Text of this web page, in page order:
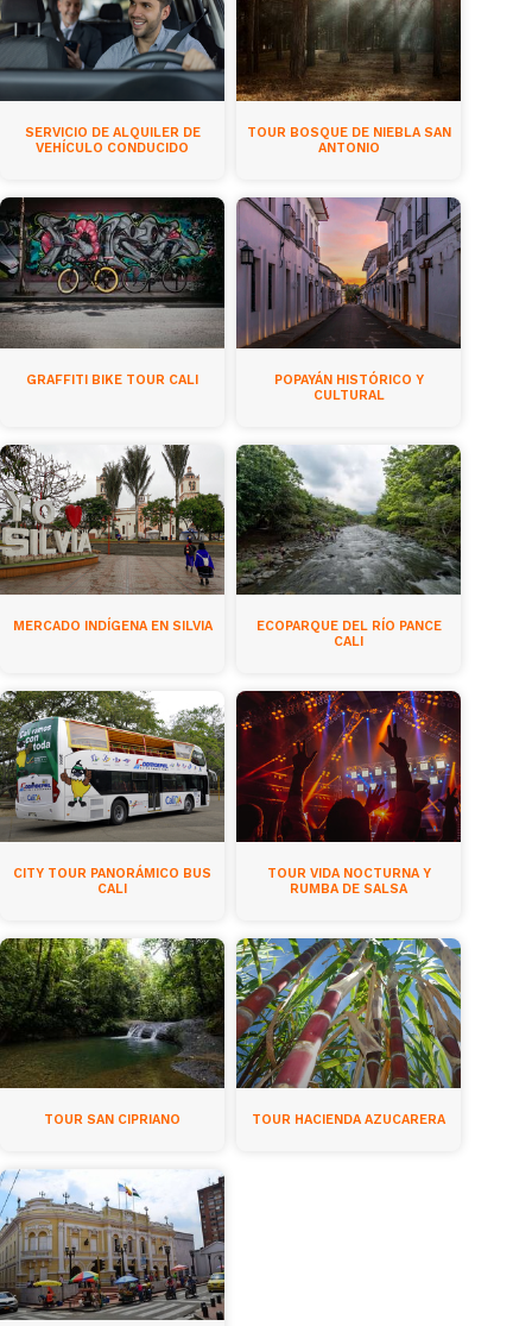
SERVICIO DE ALQUILER DE
VEHÍCULO CONDUCIDO
TOUR BOSQUE DE NIEBLA SAN
ANTONIO
GRAFFITI BIKE TOUR CALI
POPAYÁN HISTÓRICO Y
CULTURAL
MERCADO INDÍGENA EN SILVIA
ECOPARQUE DEL RÍO PANCE
CALI
CITY TOUR PANORÁMICO BUS
CALI
TOUR VIDA NOCTURNA Y
RUMBA DE SALSA
TOUR SAN CIPRIANO TOUR HACIENDA AZUCARERA